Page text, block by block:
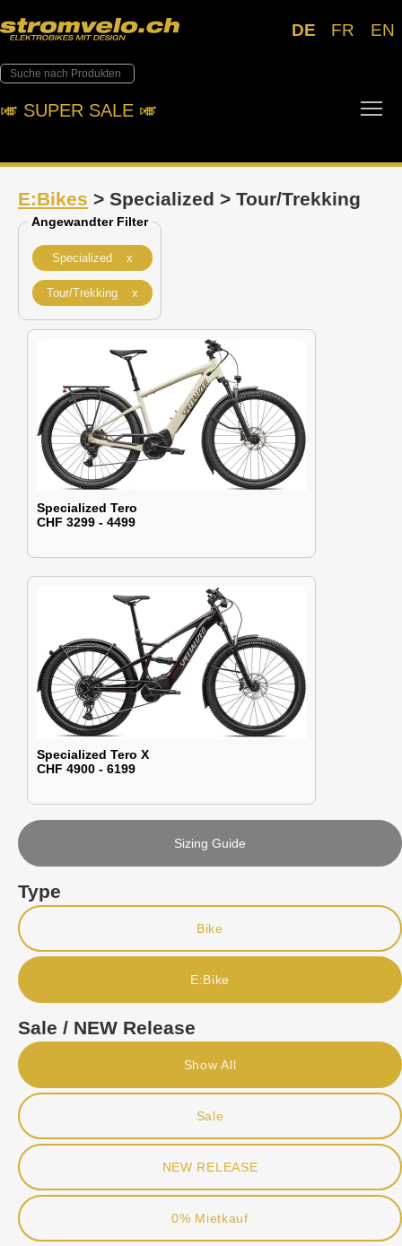
DE FR EN
🎺︎ SUPER SALE 🎺︎
E:Bikes > Specialized > Tour/Trekking
Angewandter Filter
Specialized x
Tour/Trekking x
Specialized Tero
CHF 3299 - 4499
Specialized Tero X
CHF 4900 - 6199
Sizing Guide
Type
Bike
E:Bike
Sale / NEW Release
Show All
Sale
NEW RELEASE
0% Mietkauf